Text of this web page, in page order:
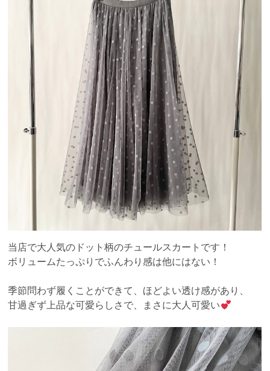
当店で大人気のドット柄のチュールスカートです！
ボリュームたっぷりでふんわり感は他にはない！
季節問わず履くことができて、ほどよい透け感があり、
甘過ぎず上品な可愛らしさで、まさに大人可愛い